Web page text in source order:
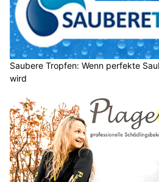
Saubere Tropfen: Wenn perfekte
wird